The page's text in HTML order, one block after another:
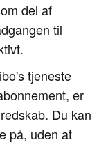
del af
til
tjeneste
er
Du kan
på, uden at